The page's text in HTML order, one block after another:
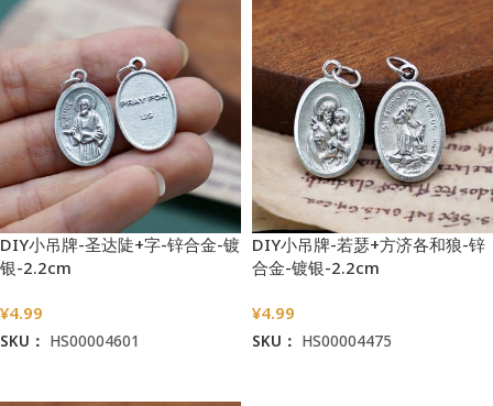
DIY小吊牌-圣达陡+字-锌合金-镀
银-2.2cm
¥4.99
SKU： HS00004601
DIY小吊牌-若瑟+方济各和狼-锌
合金-镀银-2.2cm
¥4.99
SKU： HS00004475